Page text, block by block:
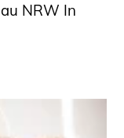
NRW In